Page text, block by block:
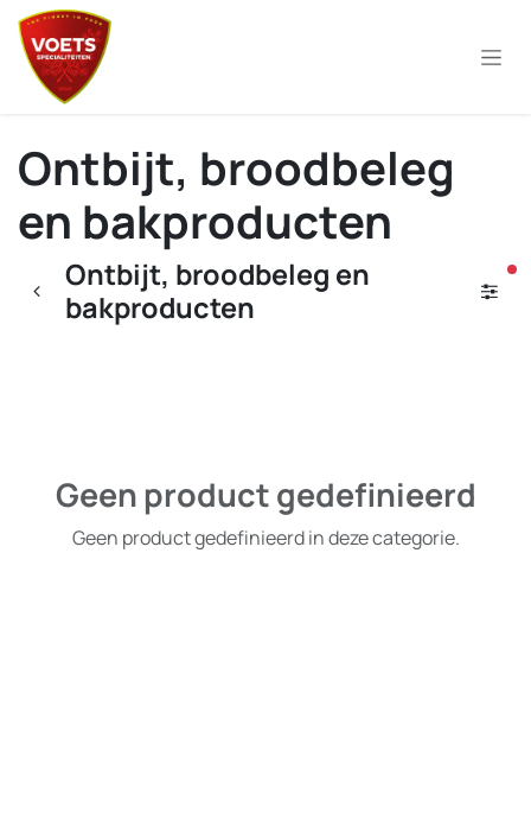
Overslaan naar inhoud
Ontbijt, broodbeleg
en bakproducten
Ontbijt, broodbeleg en
bakproducten
Geen product gedefinieerd
Geen product gedefinieerd in deze categorie.